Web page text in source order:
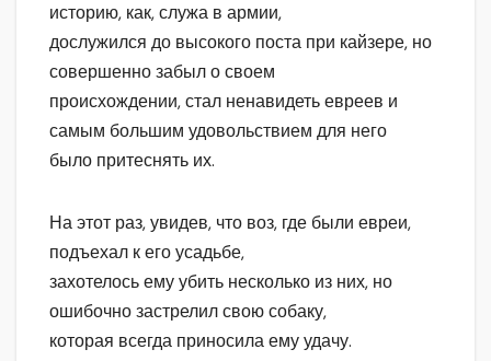
историю, как, служа в армии,
дослужился до высокого поста при кайзере, но
совершенно забыл о своем
происхождении, стал ненавидеть евреев и
самым большим удовольствием для него
было притеснять их.
На этот раз, увидев, что воз, где были евреи,
подъехал к его усадьбе,
захотелось ему убить несколько из них, но
ошибочно застрелил свою собаку,
которая всегда приносила ему удачу.